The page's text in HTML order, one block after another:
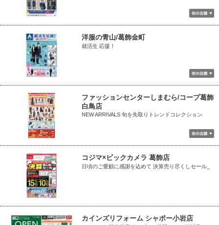
洋服の青山/葛飾金町
就活生 応援！
ファッションセンターしまむら/コープ葛飾
白鳥店
NEW ARRIVALS 旬を先取りトレンドコレクション
コジマ×ビックカメラ 葛飾店
日頃のご愛顧に感謝を込めて 決算売り尽くしセール_
カインズリフォーム シャポー小岩店